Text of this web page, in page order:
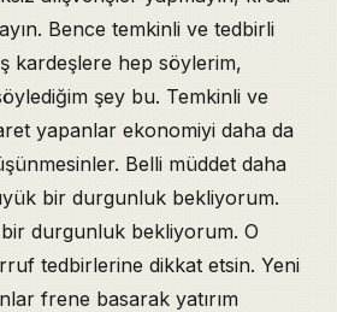
Bence temkinli ve tedbirli
kardeşlere hep söylerim,
şey bu. Temkinli ve
yapanlar ekonomiyi daha da
Belli müddet daha
bir durgunluk bekliyorum.
durgunluk bekliyorum. O
tedbirlerine dikkat etsin. Yeni
frene basarak yatırım